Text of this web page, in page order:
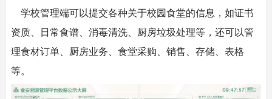
学校管理端可以提交各种关于校园食堂的信息，如证书
资质、日常食谱、消毒清洗、厨房垃圾处理等，还可以管
理食材订单、厨房业务、食堂采购、销售、存储、表格
等。